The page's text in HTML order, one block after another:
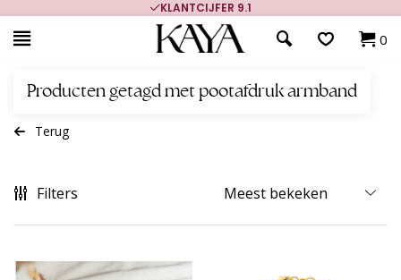
KLANTCIJFER 9.1
0
Producten getagd met pootafdruk armband
Terug
Filters